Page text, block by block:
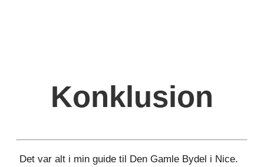
Konklusion
Det var alt i min guide til Den Gamle Bydel i Nice.